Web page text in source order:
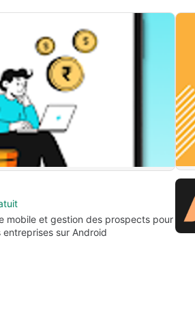
mobile et gestion des prospects pour
entreprises sur Android